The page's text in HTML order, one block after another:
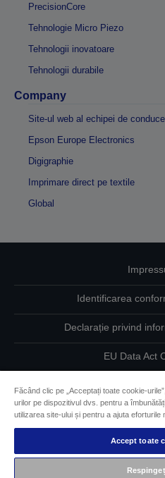
PrecisionCore
Tehnologie Micro Piezo
Tehnologii inovatoare
Tehnologii durabile
Company
Site-ul web al echipei de
Epson Europe Electronics
Digigraphie
Imprimare direct pe textile
Global
Identificarea
Declarație privind
EU Data Act
Informaţii despre
Angajamentul Epson
Făcând clic pe „Acceptați toate cookie-
urilor pe dispozitivul dvs. pentru a
utilizarea site-ului și pentru a ajuta eforturile
Accept toate